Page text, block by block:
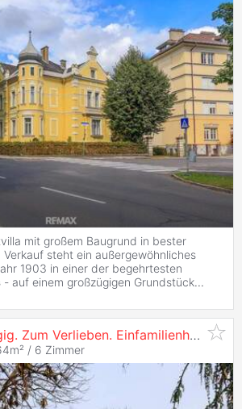
mit großem Baugrund in bester
Verkauf steht ein außergewöhnliches
1903 in einer der begehrtesten
- auf einem großzügigen Grundstück...
Modern. Großzügig. Zum Verlieben. Einfamilienhaus in
/ 6 Zimmer